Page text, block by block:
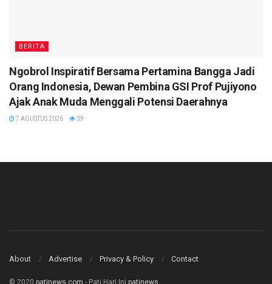
BERITA
Ngobrol Inspiratif Bersama Pertamina Bangga Jadi
Orang Indonesia, Dewan Pembina GSI Prof Pujiyono
Ajak Anak Muda Menggali Potensi Daerahnya
7 AGUSTUS 2026 39
About Advertise Privacy & Policy Contact
© 2020 patinews.com - Pati Hari Ini patinews